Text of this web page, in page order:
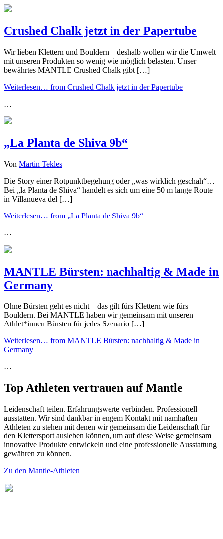
Crushed Chalk jetzt in der Papertube
Wir lieben Klettern und Bouldern – deshalb wollen wir die Umwelt
mit unseren Produkten so wenig wie möglich belasten. Unser
bewährtes MANTLE Crushed Chalk gibt […]
Weiterlesen… from Crushed Chalk jetzt in der Papertube
…
„La Planta de Shiva 9b“
Von Martin Tekles
Die Story einer Rotpunktbegehung oder „was wirklich geschah“…
Bei „la Planta de Shiva“ handelt es sich um eine 50 m lange Route
in Villanueva del […]
Weiterlesen… from „La Planta de Shiva 9b“
…
MANTLE Bürsten: nachhaltig & Made in
Germany
Ohne Bürsten geht es nicht – das gilt fürs Klettern wie fürs
Bouldern. Bei MANTLE haben wir gemeinsam mit unseren
Athlet*innen Bürsten für jedes Szenario […]
Weiterlesen… from MANTLE Bürsten: nachhaltig & Made in
Germany
…
Top Athleten vertrauen auf Mantle
Leidenschaft teilen. Erfahrungswerte verbinden. Professionell
ausstatten. Wir sind dankbar in engem Kontakt mit namhaften
Athleten zu stehen mit denen wir gemeinsam die Leidenschaft für
den Klettersport ausleben können, um auf diese Weise gemeinsam
innovative Produkte entwickeln und eine professionelle Ausstattung
gewähren zu können.
Zu den Mantle-Athleten